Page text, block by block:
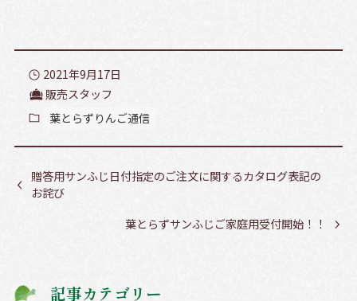
2021年9月17日
販売スタッフ
葉とらずりんご通信
贈答用サンふじ日付指定のご注文に関するカタログ表記の
お詫び
葉とらずサンふじご家庭用受付開始！！
記事カテゴリー